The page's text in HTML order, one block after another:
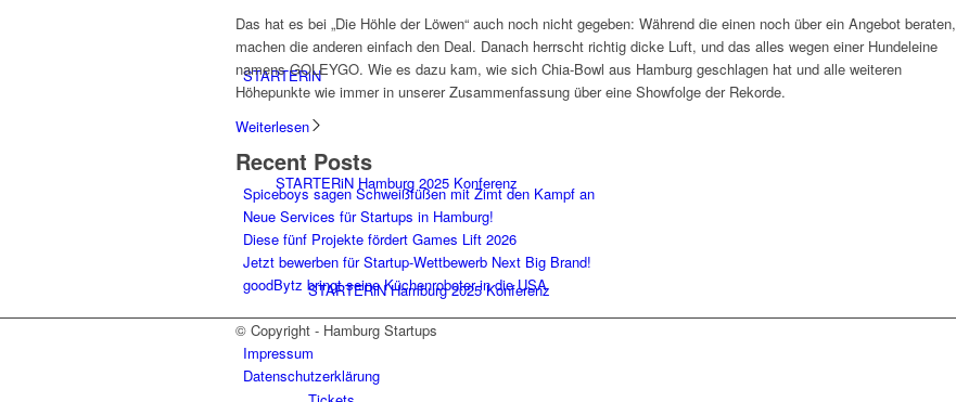
STARTERiN
STARTERiN Hamburg 2025 Konferenz
STARTERiN Hamburg 2025 Konferenz
Das hat es bei „Die Höhle der Löwen“ auch noch nicht gegeben: Während die einen noch über ein Angebot beraten,
machen die anderen einfach den Deal. Danach herrscht richtig dicke Luft, und das alles wegen einer Hundeleine
namens GOLEYGO. Wie es dazu kam, wie sich Chia-Bowl aus Hamburg geschlagen hat und alle weiteren
Höhepunkte wie immer in unserer Zusammenfassung über eine Showfolge der Rekorde.
Weiterlesen
Recent Posts
Spiceboys sagen Schweißfüßen mit Zimt den Kampf an
Neue Services für Startups in Hamburg!
Diese fünf Projekte fördert Games Lift 2026
Jetzt bewerben für Startup-Wettbewerb Next Big Brand!
goodBytz bringt seine Küchenroboter in die USA
© Copyright - Hamburg Startups
Impressum
Datenschutzerklärung